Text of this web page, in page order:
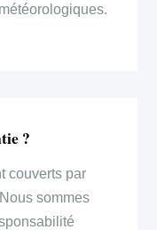
?
couverts par
sommes